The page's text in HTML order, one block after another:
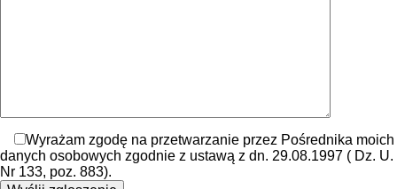
Wyrażam zgodę na przetwarzanie przez Pośrednika moich
danych osobowych zgodnie z ustawą z dn. 29.08.1997 ( Dz. U.
Nr 133, poz. 883).